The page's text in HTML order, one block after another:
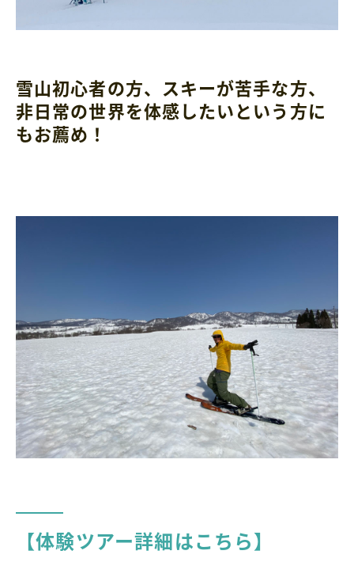
雪山初心者の方、スキーが苦手な方、
非日常の世界を体感したいという方に
もお薦め！
【体験ツアー詳細はこちら】